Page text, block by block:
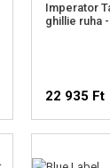
Imperator
ghillie ruha
22 935 Ft